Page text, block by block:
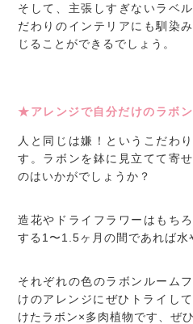
そして、主張しすぎないラベ
だわりのインテリアにも馴染
じることができるでしょう。
★アレンジで自分だけのラボ
人と同じは嫌！というこだわ
す。ラボンを鉢に見立てて寄
のはいかがでしょうか？
造花やドライフラワーはもち
する1〜1.5ヶ月の間であれば水
それぞれの色のラボンルーム
けのアレンジにぜひトライし
けたラボン×多肉植物です、ぜ